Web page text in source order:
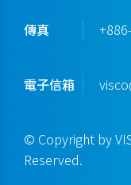
傳真
電子信箱
© Copyright by
Reserved.